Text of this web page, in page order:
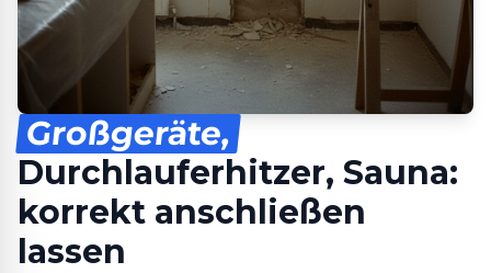
Großgeräte,
Durchlauferhitzer, Sauna:
korrekt anschließen
lassen